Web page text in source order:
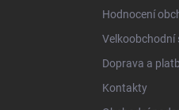
Hodnocení
Velkoobchodní
Doprava a
Kontakty